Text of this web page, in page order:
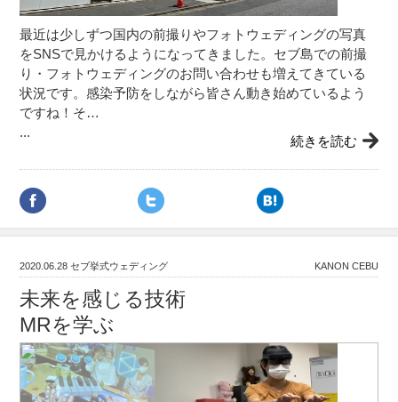
最近は少しずつ国内の前撮りやフォトウェディングの写真
をSNSで見かけるようになってきました。セブ島での前撮
り・フォトウェディングのお問い合わせも増えてきている
状況です。感染予防をしながら皆さん動き始めているよう
ですね！そ…
...
続きを読む
2020.06.28 セブ挙式ウェディング KANON CEBU
未来を感じる技術
MRを学ぶ